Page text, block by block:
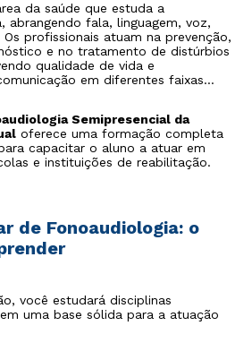
da saúde que estuda a
abrangendo fala, linguagem, voz,
profissionais atuam na prevenção,
e no tratamento de distúrbios
qualidade de vida e
em diferentes faixas
Semipresencial da
oferece uma formação completa
capacitar o aluno a atuar em
e instituições de reabilitação.
de Fonoaudiologia: o
você estudará disciplinas
uma base sólida para a atuação